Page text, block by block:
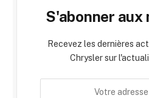
S'abonner aux
Recevez les dernières
Chrysler sur